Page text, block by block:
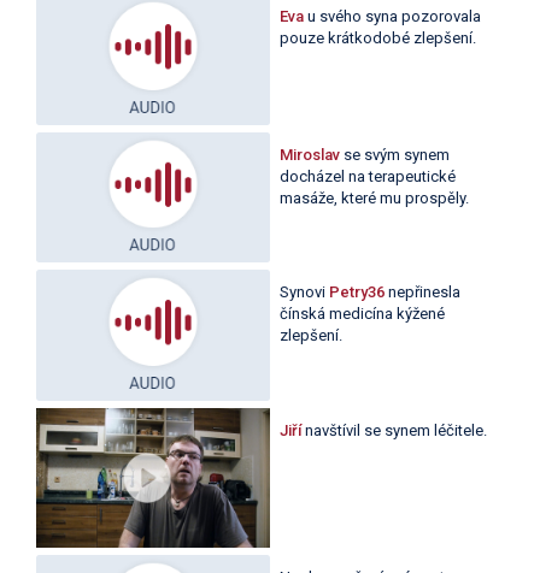
Evau svého syna pozorovala
pouze krátkodobé zlepšení.
Miroslavse svým synem
docházel na terapeutické
masáže, které mu prospěly.
Synovi Petry36nepřinesla
čínská medicína kýžené
zlepšení.
Jiřínavštívil se synem léčitele.